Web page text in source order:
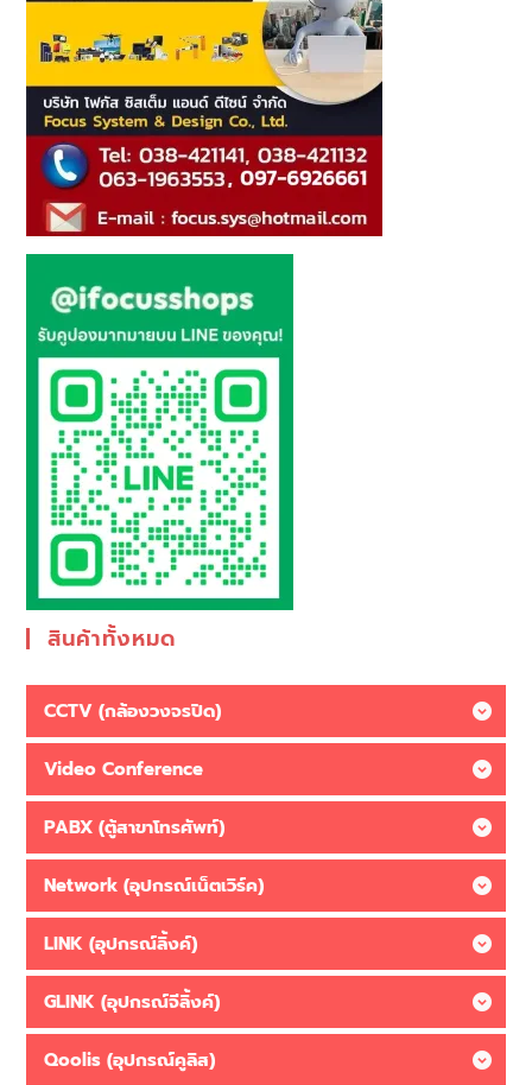
สินค้าทั้งหมด
CCTV (กล้องวงจรปิด)
Video Conference
PABX (ตู้สาขาโทรศัพท์)
Network (อุปกรณ์เน็ตเวิร์ค)
LINK (อุปกรณ์ลิ้งค์)
GLINK (อุปกรณ์จีลิ้งค์)
Qoolis (อุปกรณ์คูลิส)